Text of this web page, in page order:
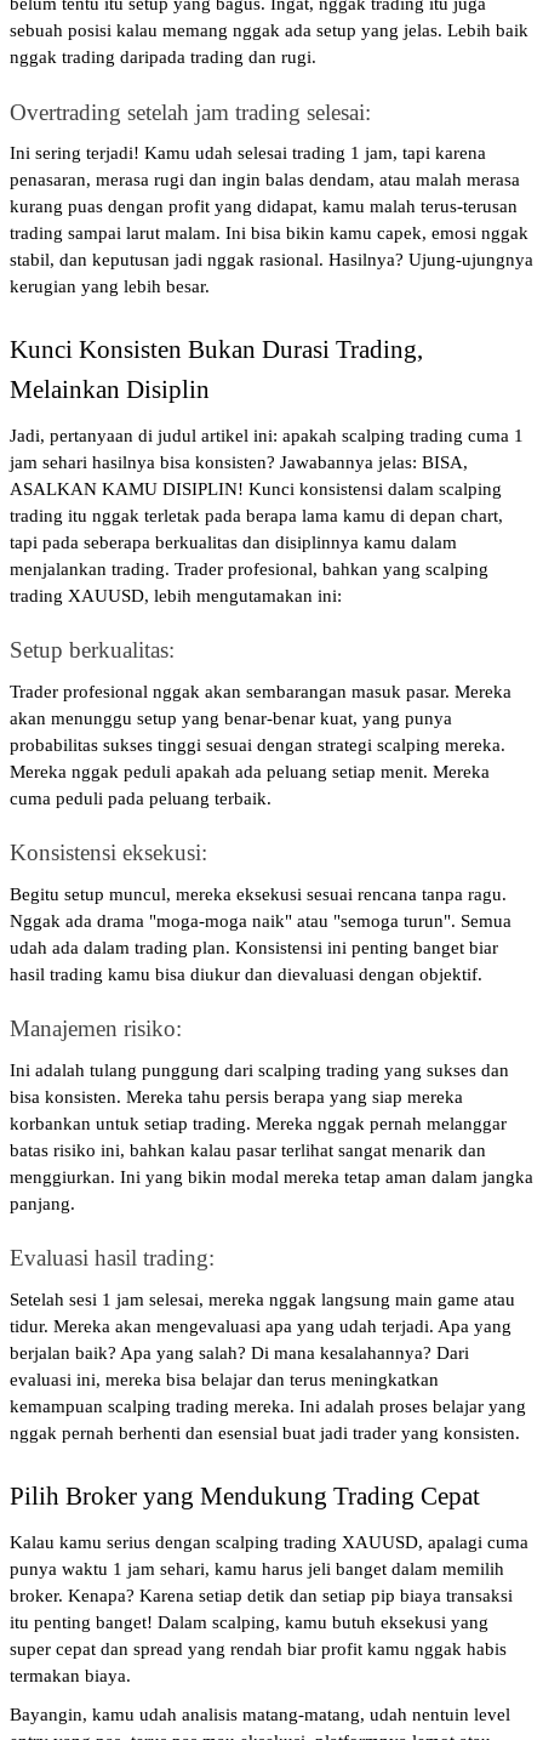
belum tentu itu setup yang bagus. Ingat, nggak trading itu juga
sebuah posisi kalau memang nggak ada setup yang jelas. Lebih baik
nggak trading daripada trading dan rugi.
Overtrading setelah jam trading selesai:
Ini sering terjadi! Kamu udah selesai trading 1 jam, tapi karena
penasaran, merasa rugi dan ingin balas dendam, atau malah merasa
kurang puas dengan profit yang didapat, kamu malah terus-terusan
trading sampai larut malam. Ini bisa bikin kamu capek, emosi nggak
stabil, dan keputusan jadi nggak rasional. Hasilnya? Ujung-ujungnya
kerugian yang lebih besar.
Kunci Konsisten Bukan Durasi Trading,
Melainkan Disiplin
Jadi, pertanyaan di judul artikel ini: apakah scalping trading cuma 1
jam sehari hasilnya bisa konsisten? Jawabannya jelas: BISA,
ASALKAN KAMU DISIPLIN! Kunci konsistensi dalam scalping
trading itu nggak terletak pada berapa lama kamu di depan chart,
tapi pada seberapa berkualitas dan disiplinnya kamu dalam
menjalankan trading. Trader profesional, bahkan yang scalping
trading XAUUSD, lebih mengutamakan ini:
Setup berkualitas:
Trader profesional nggak akan sembarangan masuk pasar. Mereka
akan menunggu setup yang benar-benar kuat, yang punya
probabilitas sukses tinggi sesuai dengan strategi scalping mereka.
Mereka nggak peduli apakah ada peluang setiap menit. Mereka
cuma peduli pada peluang terbaik.
Konsistensi eksekusi:
Begitu setup muncul, mereka eksekusi sesuai rencana tanpa ragu.
Nggak ada drama "moga-moga naik" atau "semoga turun". Semua
udah ada dalam trading plan. Konsistensi ini penting banget biar
hasil trading kamu bisa diukur dan dievaluasi dengan objektif.
Manajemen risiko:
Ini adalah tulang punggung dari scalping trading yang sukses dan
bisa konsisten. Mereka tahu persis berapa yang siap mereka
korbankan untuk setiap trading. Mereka nggak pernah melanggar
batas risiko ini, bahkan kalau pasar terlihat sangat menarik dan
menggiurkan. Ini yang bikin modal mereka tetap aman dalam jangka
panjang.
Evaluasi hasil trading:
Setelah sesi 1 jam selesai, mereka nggak langsung main game atau
tidur. Mereka akan mengevaluasi apa yang udah terjadi. Apa yang
berjalan baik? Apa yang salah? Di mana kesalahannya? Dari
evaluasi ini, mereka bisa belajar dan terus meningkatkan
kemampuan scalping trading mereka. Ini adalah proses belajar yang
nggak pernah berhenti dan esensial buat jadi trader yang konsisten.
Pilih Broker yang Mendukung Trading Cepat
Kalau kamu serius dengan scalping trading XAUUSD, apalagi cuma
punya waktu 1 jam sehari, kamu harus jeli banget dalam memilih
broker. Kenapa? Karena setiap detik dan setiap pip biaya transaksi
itu penting banget! Dalam scalping, kamu butuh eksekusi yang
super cepat dan spread yang rendah biar profit kamu nggak habis
termakan biaya.
Bayangin, kamu udah analisis matang-matang, udah nentuin level